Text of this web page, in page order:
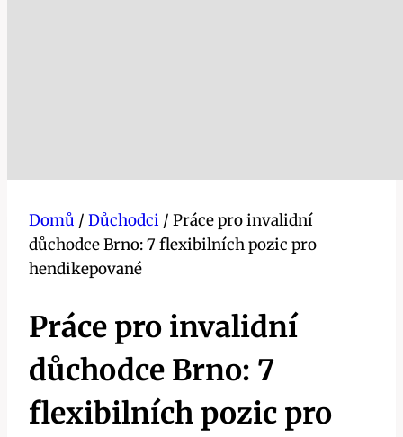
Domů / Důchodci / Práce pro invalidní
důchodce Brno: 7 flexibilních pozic pro
hendikepované
Práce pro invalidní
důchodce Brno: 7
flexibilních pozic pro